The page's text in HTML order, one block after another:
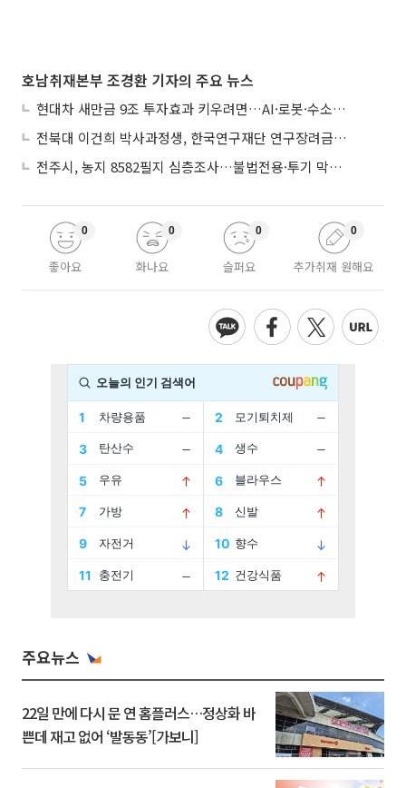
호남취재본부 조경환 기자의 주요 뉴스
현대차 새만금 9조 투자효과 키우려면…AI·로봇·수소 공공기관 집적화 시급
전북대 이건희 박사과정생, 한국연구재단 연구장려금 선정
전주시, 농지 8582필지 심층조사…불법전용·투기 막는다
좋아요
0
화나요
0
슬퍼요
0
추가취재 원해요
0
주요뉴스
22일 만에 다시 문 연 홈플러스…정상화 바
쁜데 재고 없어 ‘발동동’[가보니]